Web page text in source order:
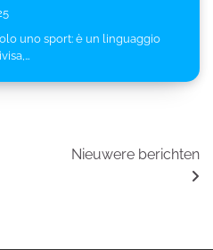
uno sport: è un linguaggio
Nieuwere berichten